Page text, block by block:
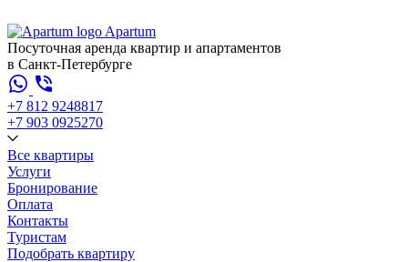
Apartum
Посуточная аренда квартир и апартаментов
в Санкт-Петербурге
+7 812 9248817
+7 903 0925270
Все квартиры
Услуги
Бронирование
Оплата
Контакты
Туристам
Подобрать квартиру